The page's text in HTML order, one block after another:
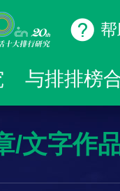
与排排榜
/文字作